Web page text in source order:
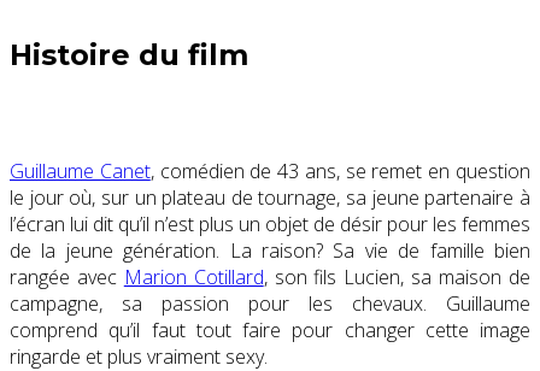
Histoire du film
Guillaume Canet, comédien de 43 ans, se remet en question
le jour où, sur un plateau de tournage, sa jeune partenaire à
l’écran lui dit qu’il n’est plus un objet de désir pour les femmes
de la jeune génération. La raison? Sa vie de famille bien
rangée avec Marion Cotillard, son fils Lucien, sa maison de
campagne, sa passion pour les chevaux. Guillaume
comprend qu’il faut tout faire pour changer cette image
ringarde et plus vraiment sexy.